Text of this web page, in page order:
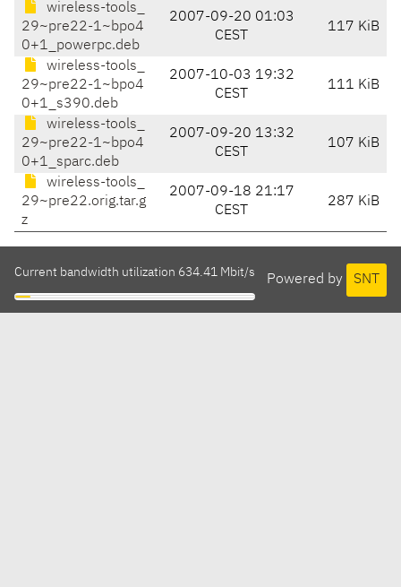
wireless-tools_
29~pre22-1~bpo4
0+1_powerpc.deb
2007-09-20 01:03
CEST
117 KiB
wireless-tools_
29~pre22-1~bpo4
0+1_s390.deb
2007-10-03 19:32
CEST
111 KiB
wireless-tools_
29~pre22-1~bpo4
0+1_sparc.deb
2007-09-20 13:32
CEST
107 KiB
wireless-tools_
29~pre22.orig.tar.g
z
2007-09-18 21:17
CEST
287 KiB
Powered by SNT
Current bandwidth utilization 634.41 Mbit/s